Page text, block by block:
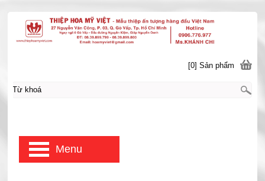
[0] Sản phẩm
Menu